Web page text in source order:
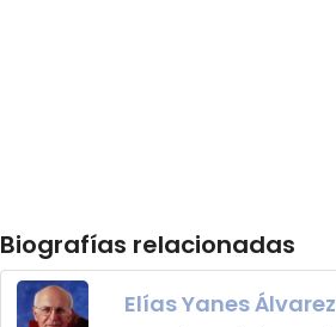
Biografías relacionadas
Elías Yanes Álvarez